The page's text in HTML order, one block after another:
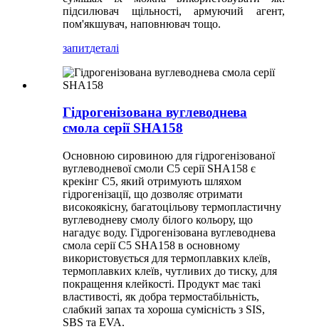
підсилювач щільності, армуючий агент,
пом'якшувач, наповнювач тощо.
запитдеталі
Гідрогенізована вуглеводнева
смола серії SHA158
Основною сировиною для гідрогенізованої
вуглеводневої смоли C5 серії SHA158 є
крекінг C5, який отримують шляхом
гідрогенізації, що дозволяє отримати
високоякісну, багатоцільову термопластичну
вуглеводневу смолу білого кольору, що
нагадує воду. Гідрогенізована вуглеводнева
смола серії C5 SHA158 в основному
використовується для термоплавких клеїв,
термоплавких клеїв, чутливих до тиску, для
покращення клейкості. Продукт має такі
властивості, як добра термостабільність,
слабкий запах та хороша сумісність з SIS,
SBS та EVA.